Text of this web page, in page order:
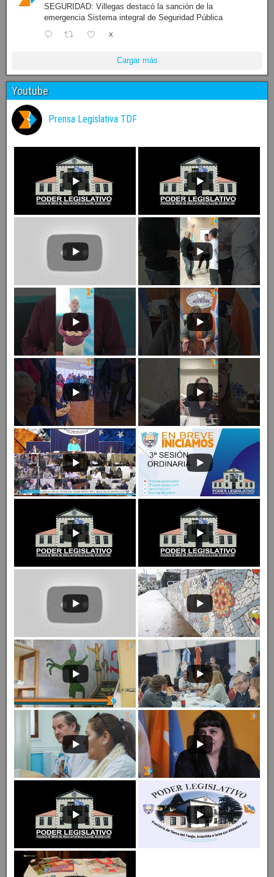
SEGURIDAD: Villegas destacó la sanción de la
emergencia Sistema integral de Seguridad Pública
X
Cargar más
Youtube
Prensa Legislativa TDF